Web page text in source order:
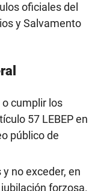
oficiales del
y Salvamento
cumplir los
57 LEBEP en
público de
no exceder, en
forzosa.